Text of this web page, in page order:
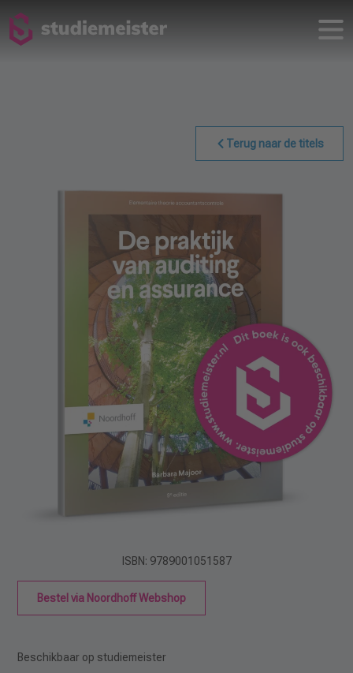
Terug naar de titels
ISBN: 9789001051587
Bestel via Noordhoff Webshop
Beschikbaar op studiemeister